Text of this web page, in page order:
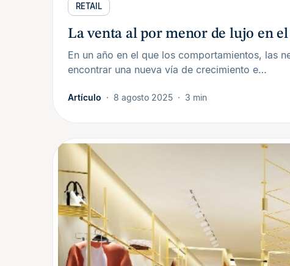
RETAIL
La venta al por menor de lujo en
En un año en el que los comportamientos, las
encontrar una nueva vía de crecimiento e…
Artículo 8 agosto 2025 3 min